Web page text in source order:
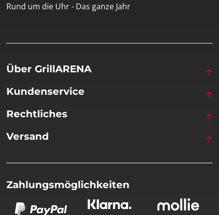
Rund um die Uhr - Das ganze Jahr
Über GrillARENA
Kundenservice
Rechtliches
Versand
Zahlungsmöglichkeiten